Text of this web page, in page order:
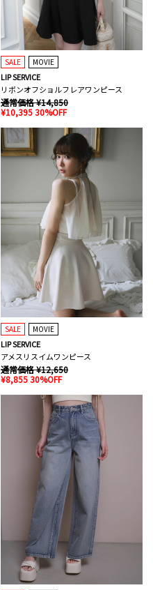
SALE MOVIE
LIP SERVICE
リボンオフショルフレアワンピース
通常価格 ¥14,850
¥10,395 30%OFF
SALE MOVIE
LIP SERVICE
アメスリスイムワンピース
通常価格 ¥12,650
¥8,855 30%OFF